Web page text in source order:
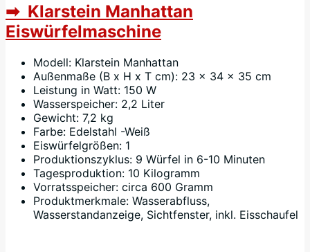
➡ Klarstein Manhattan
Eiswürfelmaschine
Modell: Klarstein Manhattan
Außenmaße (B x H x T cm): 23 x 34 x 35 cm
Leistung in Watt: 150 W
Wasserspeicher: 2,2 Liter
Gewicht: 7,2 kg
Farbe: Edelstahl -Weiß
Eiswürfelgrößen: 1
Produktionszyklus: 9 Würfel in 6-10 Minuten
Tagesproduktion: 10 Kilogramm
Vorratsspeicher: circa 600 Gramm
Produktmerkmale: Wasserabfluss,
Wasserstandanzeige, Sichtfenster, inkl. Eisschaufel